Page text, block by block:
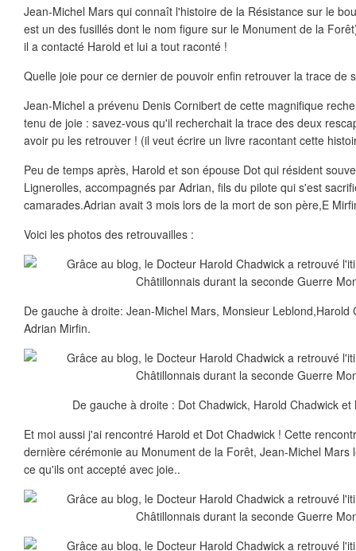
Jean-Michel Mars qui connaît l'histoire de la Résistance sur le
est un des fusillés dont le nom figure sur le Monument de la
il a contacté Harold et lui a tout raconté !
Quelle joie pour ce dernier de pouvoir enfin retrouver la trace de
Jean-Michel a prévenu Denis Cornibert de cette magnifique
tenu de joie : savez-vous qu'il recherchait la trace des deux
avoir pu les retrouver ! (il veut écrire un livre racontant cette
Peu de temps après, Harold et son épouse Dot qui résident
Lignerolles, accompagnés par Adrian, fils du pilote qui s'est
camarades.Adrian avait 3 mois lors de la mort de son père,E
Voici les photos des retrouvailles :
De gauche à droite: Jean-Michel Mars, Monsieur Leblond,Harold
Adrian Mirfin.
De gauche à droite : Dot Chadwick, Harold Chadwick
Et moi aussi j'ai rencontré Harold et Dot Chadwick ! Cette
dernière cérémonie au Monument de la Forêt, Jean-Michel Mars
ce qu'ils ont accepté avec joie..